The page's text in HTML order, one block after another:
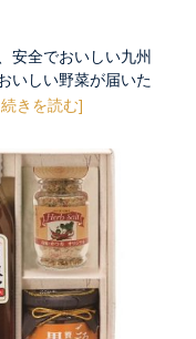
安全でおいしい九州
いしい野菜が届いた
きを読む]